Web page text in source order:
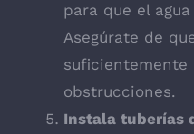
para que el
Asegúrate de
suficientemente
obstrucciones.
Instala tuberías